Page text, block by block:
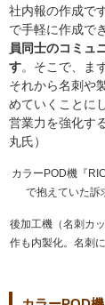
社内報の作成で
で手軽に作成で
員同士のコミュ
す。そこで、ま
それから名刺や
めていくことに
営業力を強化す
丸氏）
カラーPOD機『
で抱えていた訴
後加工機（名刺カ
作も内製化。名刺